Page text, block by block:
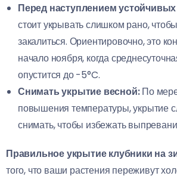
Перед наступлением
стоит укрывать слишком рано,
закалиться. Ориентировочно, это
начало ноября, когда
опустится до -5°C.
Снимать укрытие весной:По мере
повышения температуры, укрытие
снимать, чтобы избежать
Правильное укрытие клубники на
того, что ваши растения переживут